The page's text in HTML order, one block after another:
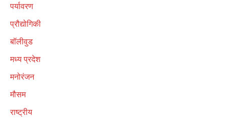
पर्यावरण
प्रौद्योगिकी
बॉलीवुड
मध्य प्रदेश
मनोरंजन
मौसम
राष्ट्रीय